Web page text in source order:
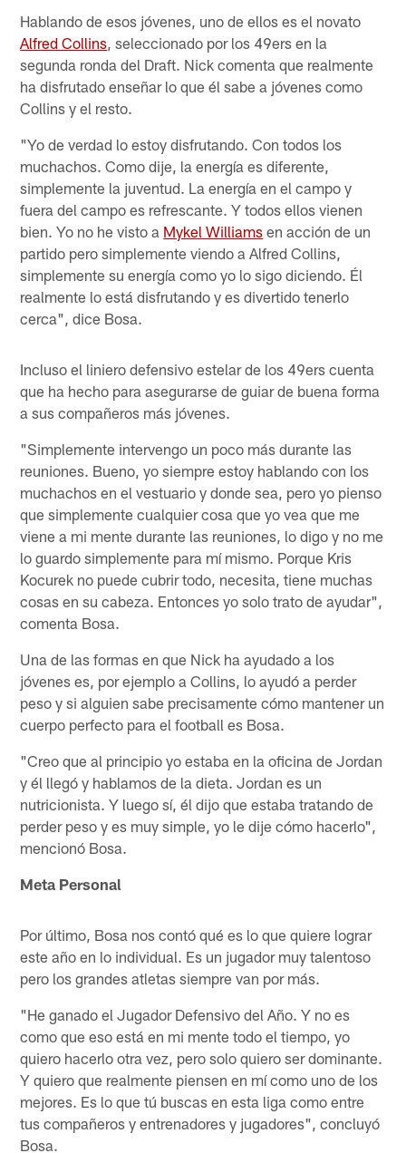
Hablando de esos jóvenes, uno de ellos es el novato
Alfred Collins , seleccionado por los 49ers en la
segunda ronda del Draft. Nick comenta que realmente
ha disfrutado enseñar lo que él sabe a jóvenes como
Collins y el resto.
"Yo de verdad lo estoy disfrutando. Con todos los
muchachos. Como dije, la energía es diferente,
simplemente la juventud. La energía en el campo y
fuera del campo es refrescante. Y todos ellos vienen
bien. Yo no he visto a Mykel Williams en acción de un
partido pero simplemente viendo a Alfred Collins,
simplemente su energía como yo lo sigo diciendo. Él
realmente lo está disfrutando y es divertido tenerlo
cerca", dice Bosa.
Incluso el liniero defensivo estelar de los 49ers cuenta
que ha hecho para asegurarse de guiar de buena forma
a sus compañeros más jóvenes.
"Simplemente intervengo un poco más durante las
reuniones. Bueno, yo siempre estoy hablando con los
muchachos en el vestuario y donde sea, pero yo pienso
que simplemente cualquier cosa que yo vea que me
viene a mi mente durante las reuniones, lo digo y no me
lo guardo simplemente para mí mismo. Porque Kris
Kocurek no puede cubrir todo, necesita, tiene muchas
cosas en su cabeza. Entonces yo solo trato de ayudar",
comenta Bosa.
Una de las formas en que Nick ha ayudado a los
jóvenes es, por ejemplo a Collins, lo ayudó a perder
peso y si alguien sabe precisamente cómo mantener un
cuerpo perfecto para el football es Bosa.
"Creo que al principio yo estaba en la oficina de Jordan
y él llegó y hablamos de la dieta. Jordan es un
nutricionista. Y luego sí, él dijo que estaba tratando de
perder peso y es muy simple, yo le dije cómo hacerlo",
mencionó Bosa.
Meta Personal
Por último, Bosa nos contó qué es lo que quiere lograr
este año en lo individual. Es un jugador muy talentoso
pero los grandes atletas siempre van por más.
"He ganado el Jugador Defensivo del Año. Y no es
como que eso está en mi mente todo el tiempo, yo
quiero hacerlo otra vez, pero solo quiero ser dominante.
Y quiero que realmente piensen en mí como uno de los
mejores. Es lo que tú buscas en esta liga como entre
tus compañeros y entrenadores y jugadores", concluyó
Bosa.